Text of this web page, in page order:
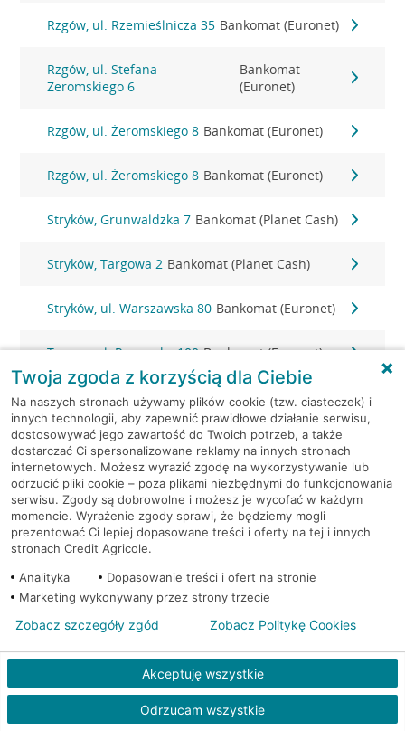
Rzgów, ul. Rzemieślnicza 35 Bankomat (Euronet)
Rzgów, ul. Stefana
Żeromskiego 6
Bankomat
(Euronet)
Rzgów, ul. Żeromskiego 8 Bankomat (Euronet)
Rzgów, ul. Żeromskiego 8 Bankomat (Euronet)
Stryków, Grunwaldzka 7 Bankomat (Planet Cash)
Stryków, Targowa 2 Bankomat (Planet Cash)
Stryków, ul. Warszawska 80 Bankomat (Euronet)
Tuszyn, ul. Rzgowska 100 Bankomat (Euronet)
Zgierz, 1 Maja 30/40 Bankomat (Euronet)
Zgierz, 3-go maja 5a Bankomat (Planet Cash)
Zgierz, 3 Maja 4 Bankomat (Planet Cash)
Zgierz, 3 Maja 4 Bankomat (Planet Cash)
Zgierz, Armii Krajowej 2 Bankomat (Planet Cash)
Zgierz, Tuwima 20 Bankomat (Planet Cash)
Zgierz, ul. 3 Maja 4 Bankomat (Euronet)
Zgierz, ul. 3 Maja 4 Bankomat (Euronet)
Twoja zgoda z korzyścią dla Ciebie
Na naszych stronach używamy plików cookie (tzw. ciasteczek) i
innych technologii, aby zapewnić prawidłowe działanie serwisu,
dostosowywać jego zawartość do Twoich potrzeb, a także
dostarczać Ci spersonalizowane reklamy na innych stronach
internetowych. Możesz wyrazić zgodę na wykorzystywanie lub
odrzucić pliki cookie – poza plikami niezbędnymi do funkcjonowania
serwisu. Zgody są dobrowolne i możesz je wycofać w każdym
momencie. Wyrażenie zgody sprawi, że będziemy mogli
prezentować Ci lepiej dopasowane treści i oferty na tej i innych
stronach Credit Agricole.
Analityka
Dopasowanie treści i ofert na stronie
Marketing wykonywany przez strony trzecie
Akceptuję wszystkie
Odrzucam wszystkie
Zobacz szczegóły zgód Zobacz Politykę Cookies